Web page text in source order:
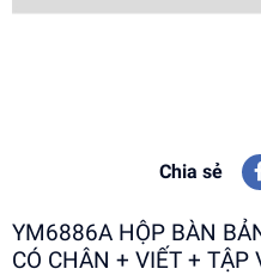
Chia sẻ
YM6886A HỘP BÀN
CÓ CHÂN + VIẾT +